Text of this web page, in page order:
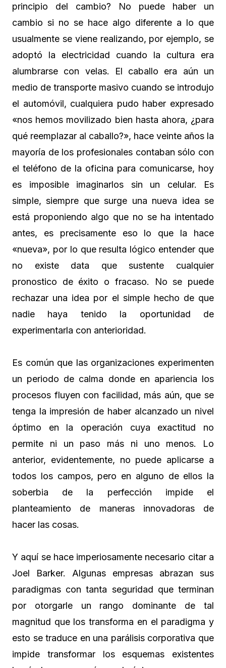
principio del cambio? No puede haber un
cambio si no se hace algo diferente a lo que
usualmente se viene realizando, por ejemplo, se
adoptó la electricidad cuando la cultura era
alumbrarse con velas. El caballo era aún un
medio de transporte masivo cuando se introdujo
el automóvil, cualquiera pudo haber expresado
«nos hemos movilizado bien hasta ahora, ¿para
qué reemplazar al caballo?», hace veinte años la
mayoría de los profesionales contaban sólo con
el teléfono de la oficina para comunicarse, hoy
es imposible imaginarlos sin un celular. Es
simple, siempre que surge una nueva idea se
está proponiendo algo que no se ha intentado
antes, es precisamente eso lo que la hace
«nueva», por lo que resulta lógico entender que
no existe data que sustente cualquier
pronostico de éxito o fracaso. No se puede
rechazar una idea por el simple hecho de que
nadie haya tenido la oportunidad de
experimentarla con anterioridad.
Es común que las organizaciones experimenten
un periodo de calma donde en apariencia los
procesos fluyen con facilidad, más aún, que se
tenga la impresión de haber alcanzado un nivel
óptimo en la operación cuya exactitud no
permite ni un paso más ni uno menos. Lo
anterior, evidentemente, no puede aplicarse a
todos los campos, pero en alguno de ellos la
soberbia de la perfección impide el
planteamiento de maneras innovadoras de
hacer las cosas.
Y aquí se hace imperiosamente necesario citar a
Joel Barker. Algunas empresas abrazan sus
paradigmas con tanta seguridad que terminan
por otorgarle un rango dominante de tal
magnitud que los transforma en el paradigma y
esto se traduce en una parálisis corporativa que
impide transformar los esquemas existentes